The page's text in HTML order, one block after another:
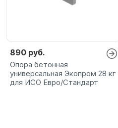
890 руб.
Опора бетонная
универсальная Экопром 28 кг
для ИСО Евро/Стандарт